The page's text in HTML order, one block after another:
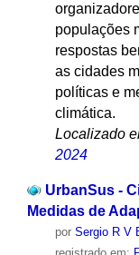
populações
respostas
as cidades
políticas e
climática.
Localizado
2024
UrbanSus -
Medidas de
por Sergio R V